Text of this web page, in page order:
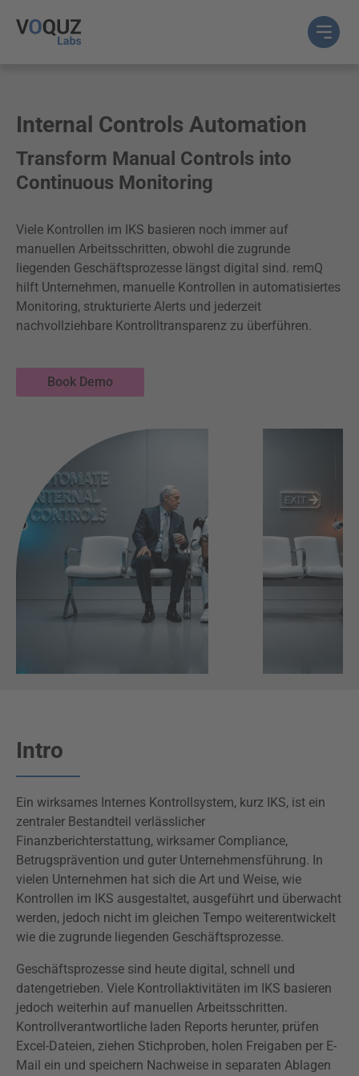
Internal Controls Automation
Transform Manual Controls into
Continuous Monitoring
Viele Kontrollen im IKS basieren noch immer auf
manuellen Arbeitsschritten, obwohl die zugrunde
liegenden Geschäftsprozesse längst digital sind. remQ
hilft Unternehmen, manuelle Kontrollen in automatisiertes
Monitoring, strukturierte Alerts und jederzeit
nachvollziehbare Kontrolltransparenz zu überführen.
Book Demo
Intro
Ein wirksames Internes Kontrollsystem, kurz IKS, ist ein
zentraler Bestandteil verlässlicher
Finanzberichterstattung, wirksamer Compliance,
Betrugsprävention und guter Unternehmensführung. In
vielen Unternehmen hat sich die Art und Weise, wie
Kontrollen im IKS ausgestaltet, ausgeführt und überwacht
werden, jedoch nicht im gleichen Tempo weiterentwickelt
wie die zugrunde liegenden Geschäftsprozesse.
Geschäftsprozesse sind heute digital, schnell und
datengetrieben. Viele Kontrollaktivitäten im IKS basieren
jedoch weiterhin auf manuellen Arbeitsschritten.
Kontrollverantwortliche laden Reports herunter, prüfen
Excel-Dateien, ziehen Stichproben, holen Freigaben per E-
Mail ein und speichern Nachweise in separaten Ablagen